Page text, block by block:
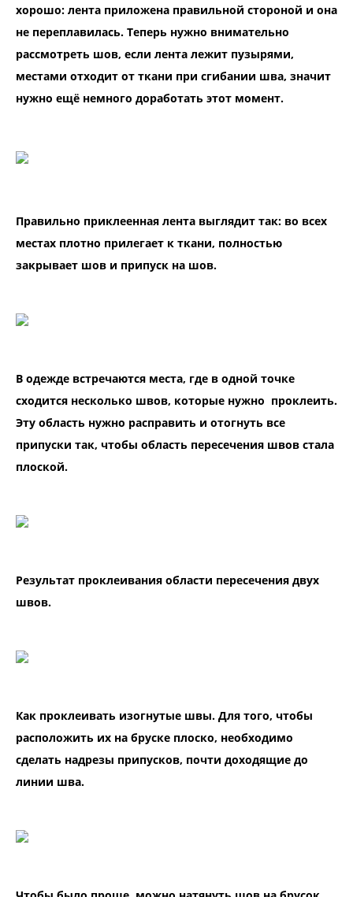
хорошо: лента приложена правильной стороной и она
не переплавилась. Теперь нужно внимательно
рассмотреть шов, если лента лежит пузырями,
местами отходит от ткани при сгибании шва, значит
нужно ещё немного доработать этот момент.
Правильно приклеенная лента выглядит так: во всех
местах плотно прилегает к ткани, полностью
закрывает шов и припуск на шов.
В одежде встречаются места, где в одной точке
сходится несколько швов, которые нужно проклеить.
Эту область нужно расправить и отогнуть все
припуски так, чтобы область пересечения швов стала
плоской.
Результат проклеивания области пересечения двух
швов.
Как проклеивать изогнутые швы. Для того, чтобы
расположить их на бруске плоско, необходимо
сделать надрезы припусков, почти доходящие до
линии шва.